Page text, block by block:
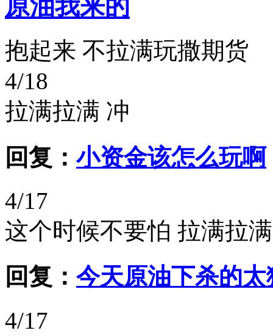
原油我来的
抱起来 不拉满玩撒期货
4/18
拉满拉满 冲
回复：小资金该怎么玩啊
4/17
这个时候不要怕 拉满拉满
回复： 今天原油下杀的太
4/17